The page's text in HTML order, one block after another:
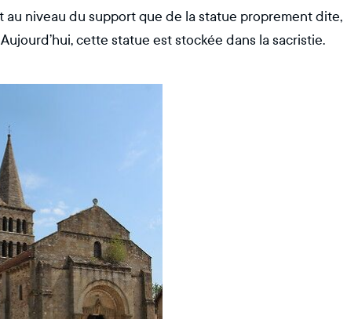
niveau du support que de la statue proprement dite,
cette statue est stockée dans la sacristie.